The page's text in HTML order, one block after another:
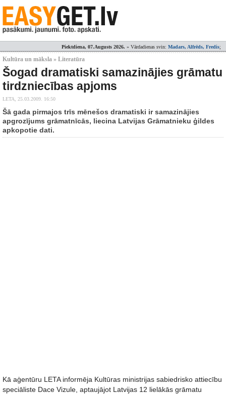
Piektdiena, 07.Augusts 2026. » Vārdadienas svin: Madars, Alfrēds, Fredis;
Kultūra un māksla » Literatūra
Šogad dramatiski samazinājies grāmatu
tirdzniecības apjoms
LETA, 25.03.2009. 16:50
Šā gada pirmajos trīs mēnešos dramatiski ir samazinājies
apgrozījums grāmatnīcās, liecina Latvijas Grāmatnieku ģildes
apkopotie dati.
Kā aģentūru LETA informēja Kultūras ministrijas sabiedrisko attiecību
speciāliste Dace Vizule, aptaujājot Latvijas 12 lielākās grāmatu